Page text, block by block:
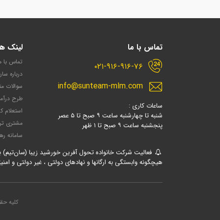
تماس با ما
۰۲۱-۹۱۶-۹۱۶-۷۶
info@sunteam-mlm.com
ساعات کاری :
شنبه تا چهارشنبه ساعت ۹ صبح تا ۵ عصر
پنجشنبه ساعت ۹ صبح تا ۱ ظهر
لینک
تماس با
درباره
سوالات
طرح
استعلام
مشتری
سامانه
هیچگونه وابستگی به ارگانها و نهادهای دولتی ، غیر دولتی و
کلیه